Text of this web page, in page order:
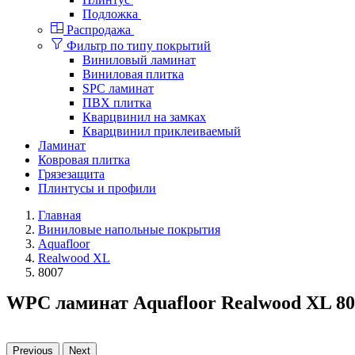
Подложка
Распродажа
Фильтр по типу покрытий
Виниловый ламинат
Виниловая плитка
SPC ламинат
ПВХ плитка
Кварцвинил на замках
Кварцвинил приклеиваемый
Ламинат
Ковровая плитка
Грязезащита
Плинтусы и профили
Главная
Виниловые напольные покрытия
Aquafloor
Realwood XL
8007
WPC ламинат Aquafloor Realwood XL
Previous Next